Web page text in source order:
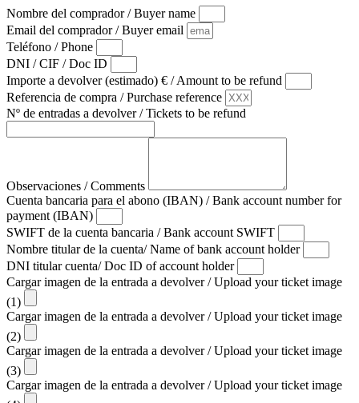
Nombre del comprador / Buyer name
Email del comprador / Buyer email
Teléfono / Phone
DNI / CIF / Doc ID
Importe a devolver (estimado) € / Amount to be refund
Referencia de compra / Purchase reference
Nº de entradas a devolver / Tickets to be refund
Observaciones / Comments
Cuenta bancaria para el abono (IBAN) / Bank account number for
payment (IBAN)
SWIFT de la cuenta bancaria / Bank account SWIFT
Nombre titular de la cuenta/ Name of bank account holder
DNI titular cuenta/ Doc ID of account holder
Cargar imagen de la entrada a devolver / Upload your ticket image
(1)
Cargar imagen de la entrada a devolver / Upload your ticket image
(2)
Cargar imagen de la entrada a devolver / Upload your ticket image
(3)
Cargar imagen de la entrada a devolver / Upload your ticket image